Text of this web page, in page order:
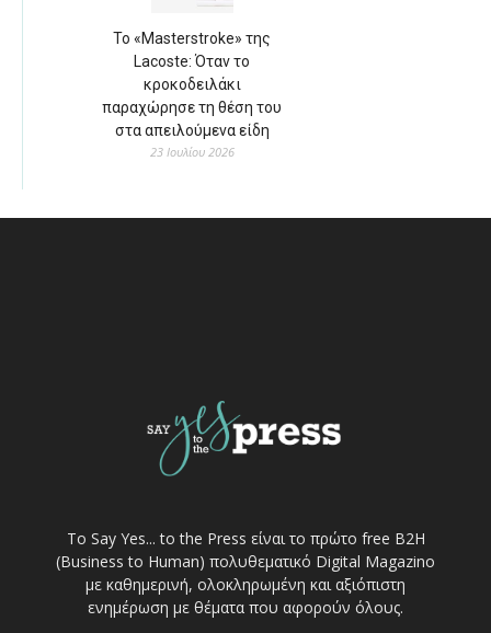
Το «Masterstroke» της
Lacoste: Όταν το
κροκοδειλάκι
παραχώρησε τη θέση του
στα απειλούμενα είδη
23 Ιουλίου 2026
Το Say Yes... to the Press είναι το πρώτο free Β2Η
(Business to Human) πολυθεματικό Digital Magazino
με καθημερινή, ολοκληρωμένη και αξιόπιστη
ενημέρωση με θέματα που αφορούν όλους.